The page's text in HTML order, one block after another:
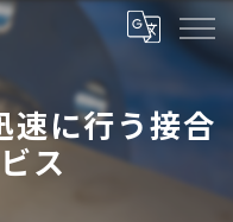
速に行う接合
ス